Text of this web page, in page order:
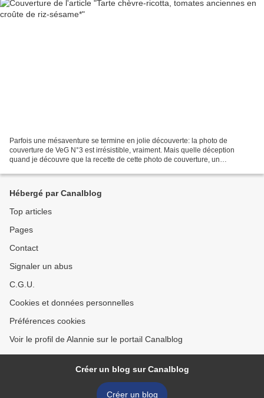
Parfois une mésaventure se termine en jolie découverte: la photo de
couverture de VeG N°3 est irrésistible, vraiment. Mais quelle déception
quand je découvre que la recette de cette photo de couverture, un
Hébergé par Canalblog
Top articles
Pages
Contact
Signaler un abus
C.G.U.
Cookies et données personnelles
Préférences cookies
Voir le profil de Alannie sur le portail Canalblog
Créer un blog sur Canalblog
Créer un blog